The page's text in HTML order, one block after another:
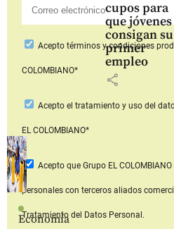
cupos para
que jóvenes
consigan su
primer
empleo
share
Economía
Aceptotérminos y condiciones
COLOMBIANO*
Acepto el tratamiento y uso del
EL COLOMBIANO*
Acepto que Grupo EL COLOMBIANO
personales con terceros aliados
Tratamiento del Datos Personal.